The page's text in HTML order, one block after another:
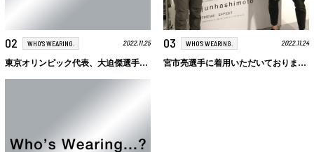
02 WHO'S WEARING. 2022.11.25
東京オリンピック代表、大迫傑選手にご着用いただいております。
03 WHO'S WEARING. 2022.11.24
宮市亮選手に着用いただいております。